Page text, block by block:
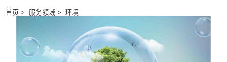
首页 > 服务领域 > 环境